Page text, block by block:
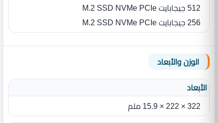
512 جيجابايت M.2 SSD NVMe PCIe
256 جيجابايت M.2 SSD NVMe PCIe
الوزن والأبعاد
الأبعاد
322 × 222 × 15.9 ملم